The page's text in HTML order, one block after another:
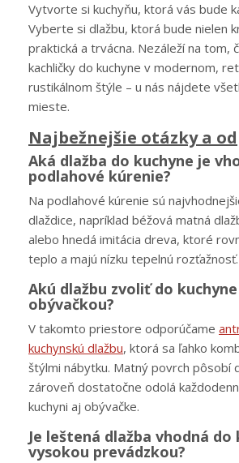
Vytvorte si kuchyňu, ktorá vás bude
Vyberte si dlažbu, ktorá bude nielen
praktická a trvácna. Nezáleží na tom,
kachličky do kuchyne v modernom,
rustikálnom štýle – u nás nájdete
mieste.
Najbežnejšie otázky a
Aká dlažba do kuchyne je
podlahové kúrenie?
Na podlahové kúrenie sú
dlaždice, napríklad béžová matná
alebo hnedá imitácia dreva, ktoré
teplo a majú nízku tepelnú rozťažnosť.
Akú dlažbu zvoliť do
obývačkou?
V takomto priestore odporúčame
kuchynskú dlažbu, ktorá sa ľahko
štýlmi nábytku. Matný povrch pôsobí
zároveň dostatočne odolá
kuchyni aj obývačke.
Je leštená dlažba vhodná do
vysokou prevádzkou?